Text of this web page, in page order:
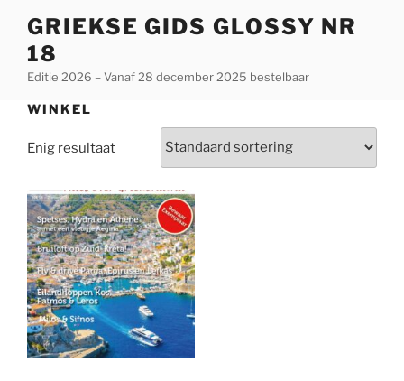
inhoud
GRIEKSE GIDS GLOSSY NR
18
Editie 2026 – Vanaf 28 december 2025 bestelbaar
WINKEL
Enig resultaat